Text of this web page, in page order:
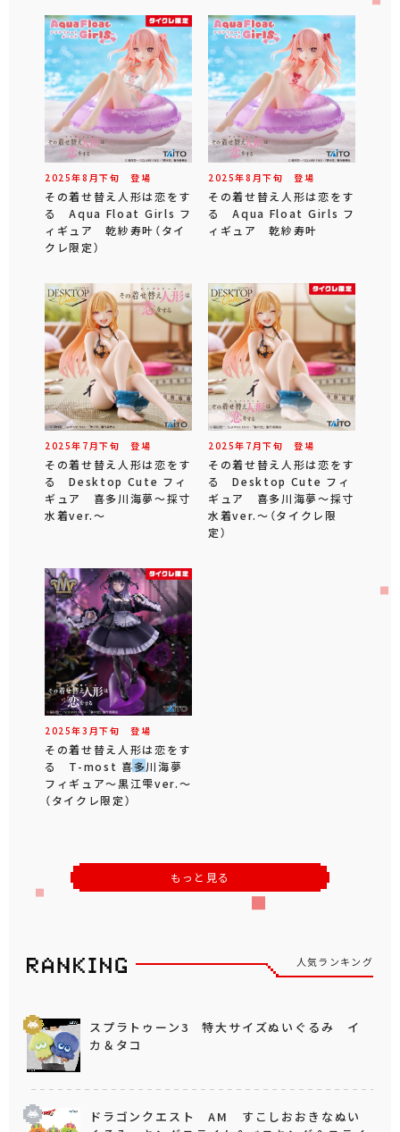
2025年8 月下旬 登場
その着せ替え人形は恋をす
る Aqua Float Girls フ
ィギュア 乾紗寿叶（タイ
クレ限定）
2025年8 月下旬 登場
その着せ替え人形は恋をす
る Aqua Float Girls フ
ィギュア 乾紗寿叶
2025年 7 月下旬 登場
その着せ替え人形は恋をす
る Desktop Cute フィ
ギュア 喜多川海夢～採寸
水着ver.～
2025年 7 月下旬 登場
その着せ替え人形は恋をす
る Desktop Cute フィ
ギュア 喜多川海夢～採寸
水着ver.～（タイクレ限
定）
2025年3 月下旬 登場
その着せ替え人形は恋をす
る T-most 喜多川海夢
フィギュア～黒江雫ver.～
（タイクレ限定）
もっと見る
人気ランキング
スプラトゥーン3 特大サイズぬいぐるみ イ
カ＆タコ
ドラゴンクエスト AM すこしおおきなぬい